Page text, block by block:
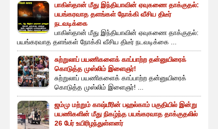
பாகிஸ்தான் மீது இந்தியாவின் ஏவுகணை தாக்குதல்:
பயங்கரவாத தளங்கள் நோக்கி வீசிய திடீர்
நடவடிக்கை
பாகிஸ்தான் மீது இந்தியாவின் ஏவுகணை தாக்குதல்:
பயங்கரவாத தளங்கள் நோக்கி வீசிய திடீர் நடவடிக்கை ...
சுற்றுலாப் பயணிகளைக் காப்பாற்ற தன்னுயிரைக்
கொடுத்த முஸ்லிம் இளைஞர்!
சுற்றுலாப் பயணிகளைக் காப்பாற்ற தன்னுயிரைக்
கொடுத்த முஸ்லிம் இளைஞர்! ...
ஜம்மு மற்றும் காஷ்மீரின் பஹல்காம் பகுதியில் இன்று
பயணிகளின் மீது நிகழ்ந்த பயங்கரவாத தாக்குதலில்
26 பேர் உயிரிழந்துள்ளனர்